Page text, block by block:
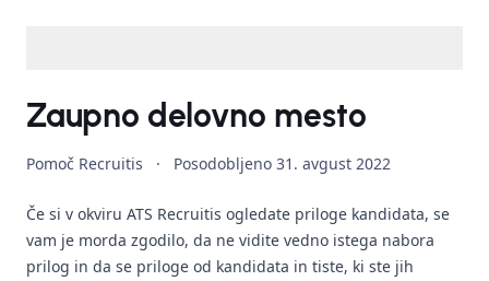
Zaupno delovno mesto
Pomoč Recruitis · Posodobljeno 31. avgust 2022
Če si v okviru ATS Recruitis ogledate priloge kandidata, se
vam je morda zgodilo, da ne vidite vedno istega nabora
prilog in da se priloge od kandidata in tiste, ki ste jih